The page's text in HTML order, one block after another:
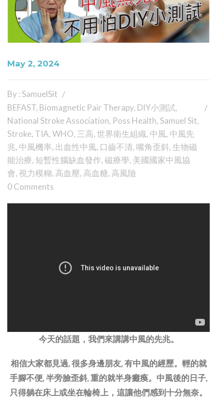
May 2, 2024
By : SamuelSit
BEFAST, Biomagnetic Pair Therapy, DIY小測試,
National Stroke Association, Poss Health, Samuel Sit,
Stroke, TIA,WHO, 三高,世界衛生組織, 中風, 中風先
兆, 中風機率, 出血性中風, 口齒不清,嘴角歪斜, 生物磁
能治療, 短暫性腦缺血發作,磁療學, 美國國家中風協
會,視力模糊, 高血壓, 高血糖, 高風險
0 Comments
今天的話題，我們來講講中風的先兆。
相信大家都見過, 很多身邊朋友, 有中風的經歷。輕的就
手腳不便, 半旁臉歪斜, 重的就半身癱瘓。中風後的日子,
只得躺在床上或坐在輪椅上，這讓他們感到十分無奈。